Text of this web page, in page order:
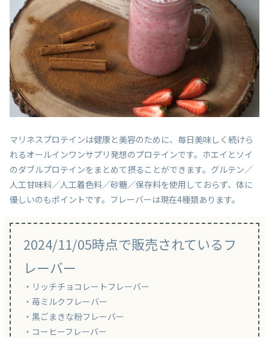
マリネスプロテインは健康と美容のために、毎日美味しく続けら
れるオールインワンサプリ発想のプロテインです。ホエイとソイ
のダブルプロテインをまとめて摂ることができます。グルテン／
人工甘味料／人工着色料／砂糖／保存料を使用しておらず、体に
優しいのもポイントです。フレーバーは現在4種類あります。
2024/11/05時点で販売されているフ
レーバー
・リッチチョコレートフレーバー
・苺ミルクフレーバー
・黒ごまきな粉フレーバー
・コーヒーフレーバー